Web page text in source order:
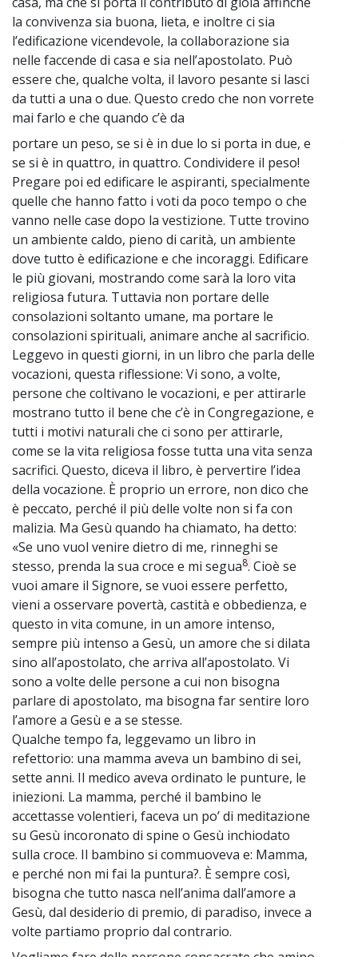
la convivenza sia buona, lieta, e inoltre ci sia
l’edificazione vicendevole, la collaborazione sia
nelle faccende di casa e sia nell’apostolato. Può
essere che, qualche volta, il lavoro pesante si lasci
da tutti a una o due. Questo credo che non vorrete
mai farlo e che quando c’è da
portare un peso, se si è in due lo si porta in due, e
se si è in quattro, in quattro. Condividere il peso!
Pregare poi ed edificare le aspiranti, specialmente
quelle che hanno fatto i voti da poco tempo o che
vanno nelle case dopo la vestizione. Tutte trovino
un ambiente caldo, pieno di carità, un ambiente
dove tutto è edificazione e che incoraggi. Edificare
le più giovani, mostrando come sarà la loro vita
religiosa futura. Tuttavia non portare delle
consolazioni soltanto umane, ma portare le
consolazioni spirituali, animare anche al sacrificio.
Leggevo in questi giorni, in un libro che parla delle
vocazioni, questa riflessione: Vi sono, a volte,
persone che coltivano le vocazioni, e per attirarle
mostrano tutto il bene che c’è in Congregazione, e
tutti i motivi naturali che ci sono per attirarle,
come se la vita religiosa fosse tutta una vita senza
sacrifici. Questo, diceva il libro, è pervertire l’idea
della vocazione. È proprio un errore, non dico che
è peccato, perché il più delle volte non si fa con
malizia. Ma Gesù quando ha chiamato, ha detto:
«Se uno vuol venire dietro di me, rinneghi se
stesso, prenda la sua croce e mi segua8. Cioè se
vuoi amare il Signore, se vuoi essere perfetto,
vieni a osservare povertà, castità e obbedienza, e
questo in vita comune, in un amore intenso,
sempre più intenso a Gesù, un amore che si dilata
sino all’apostolato, che arriva all’apostolato. Vi
sono a volte delle persone a cui non bisogna
parlare di apostolato, ma bisogna far sentire loro
l’amore a Gesù e a se stesse.
Qualche tempo fa, leggevamo un libro in
refettorio: una mamma aveva un bambino di sei,
sette anni. Il medico aveva ordinato le punture, le
iniezioni. La mamma, perché il bambino le
accettasse volentieri, faceva un po’ di meditazione
su Gesù incoronato di spine o Gesù inchiodato
sulla croce. Il bambino si commuoveva e: Mamma,
e perché non mi fai la puntura?. È sempre così,
bisogna che tutto nasca nell’anima dall’amore a
Gesù, dal desiderio di premio, di paradiso, invece a
volte partiamo proprio dal contrario.